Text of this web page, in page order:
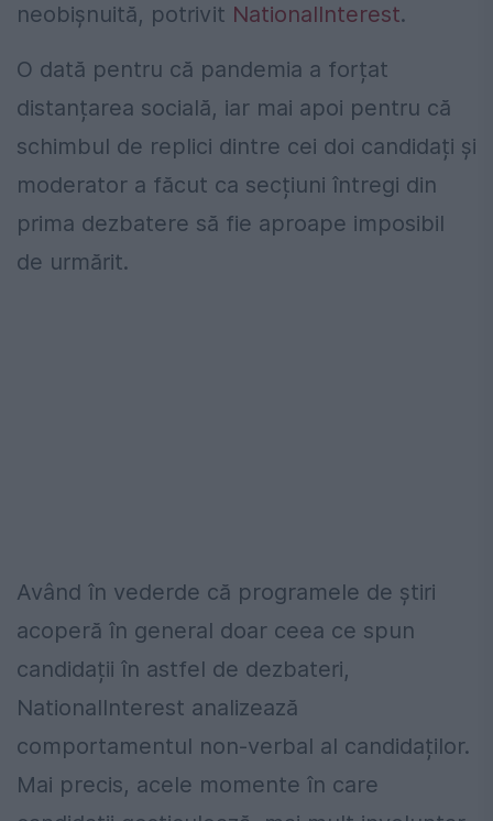
neobișnuită, potrivit NationalInterest.
O dată pentru că pandemia a forțat
distanțarea socială, iar mai apoi pentru că
schimbul de replici dintre cei doi candidați și
moderator a făcut ca secțiuni întregi din
prima dezbatere să fie aproape imposibil
de urmărit.
Având în vederde că programele de știri
acoperă în general doar ceea ce spun
candidații în astfel de dezbateri,
NationalInterest analizează
comportamentul non-verbal al candidaților.
Mai precis, acele momente în care